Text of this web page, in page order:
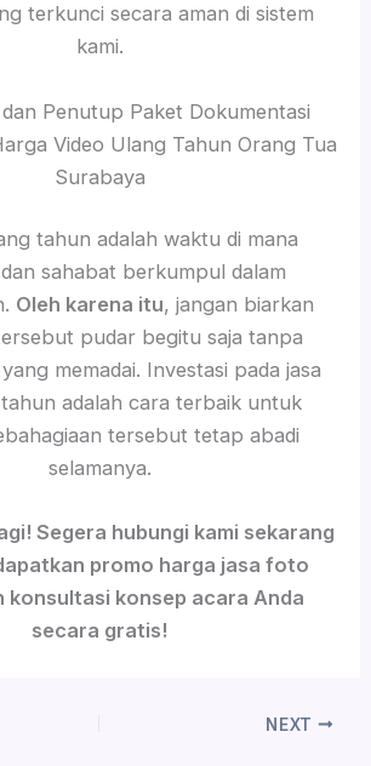
terkunci secara aman di sistem
kami.
Penutup Paket Dokumentasi
Video Ulang Tahun Orang Tua
Surabaya
tahun adalah waktu di mana
sahabat berkumpul dalam
Oleh karena itu, jangan biarkan
pudar begitu saja tanpa
memadai. Investasi pada jasa
adalah cara terbaik untuk
tersebut tetap abadi
selamanya.
Segera hubungi kami sekarang
promo harga jasa foto
konsultasi konsep acara Anda
secara gratis!
NEXT